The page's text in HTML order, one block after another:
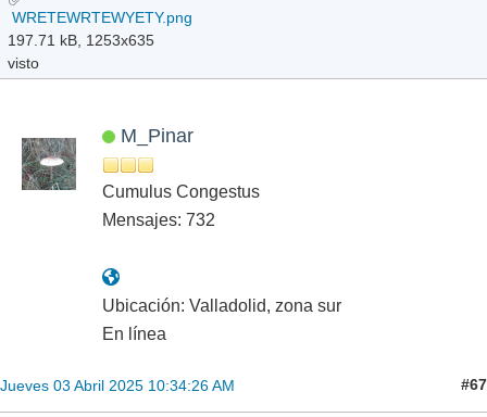
WRETEWRTEWYETY.png
197.71 kB, 1253x635
visto
M_Pinar
Cumulus Congestus
Mensajes: 732
Ubicación: Valladolid, zona sur
En línea
Jueves 03 Abril 2025 10:34:26 AM #67